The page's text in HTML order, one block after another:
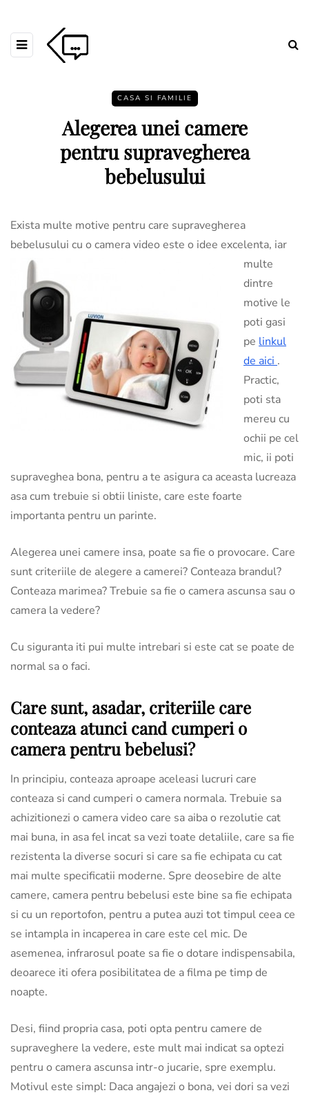
CASA SI FAMILIE
Alegerea unei camere
pentru supravegherea
bebelusului
Exista multe motive pentru care supravegherea
bebelusului cu o camera video este o idee excelenta, iar
multe
dintre
motive le
poti gasi
pe linkul
de aici .
Practic,
poti sta
mereu cu
ochii pe cel
mic, ii poti
supraveghea bona, pentru a te asigura ca aceasta lucreaza
asa cum trebuie si obtii liniste, care este foarte
importanta pentru un parinte.
Alegerea unei camere insa, poate sa fie o provocare. Care
sunt criteriile de alegere a camerei? Conteaza brandul?
Conteaza marimea? Trebuie sa fie o camera ascunsa sau o
camera la vedere?
Cu siguranta iti pui multe intrebari si este cat se poate de
normal sa o faci.
Care sunt, asadar, criteriile care
conteaza atunci cand cumperi o
camera pentru bebelusi?
In principiu, conteaza aproape aceleasi lucruri care
conteaza si cand cumperi o camera normala. Trebuie sa
achizitionezi o camera video care sa aiba o rezolutie cat
mai buna, in asa fel incat sa vezi toate detaliile, care sa fie
rezistenta la diverse socuri si care sa fie echipata cu cat
mai multe specificatii moderne. Spre deosebire de alte
camere, camera pentru bebelusi este bine sa fie echipata
si cu un reportofon, pentru a putea auzi tot timpul ceea ce
se intampla in incaperea in care este cel mic. De
asemenea, infrarosul poate sa fie o dotare indispensabila,
deoarece iti ofera posibilitatea de a filma pe timp de
noapte.
Desi, fiind propria casa, poti opta pentru camere de
supraveghere la vedere, este mult mai indicat sa optezi
pentru o camera ascunsa intr-o jucarie, spre exemplu.
Motivul este simpl: Daca angajezi o bona, vei dori sa vezi